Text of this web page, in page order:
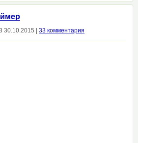
30.10.2015 | 33 комментария